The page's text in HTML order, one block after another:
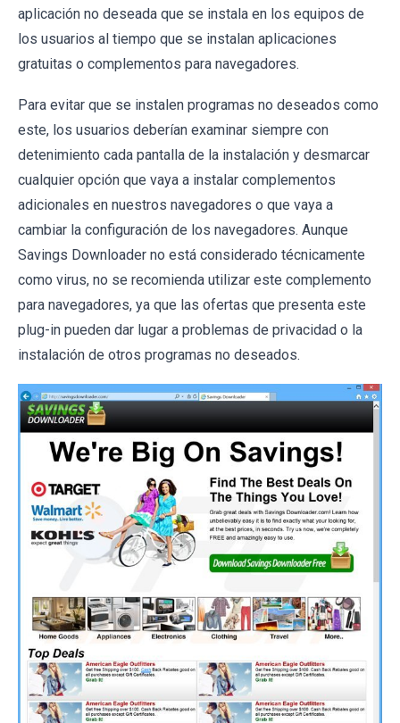
aplicación no deseada que se instala en los equipos de
los usuarios al tiempo que se instalan aplicaciones
gratuitas o complementos para navegadores.
Para evitar que se instalen programas no deseados como
este, los usuarios deberían examinar siempre con
detenimiento cada pantalla de la instalación y desmarcar
cualquier opción que vaya a instalar complementos
adicionales en nuestros navegadores o que vaya a
cambiar la configuración de los navegadores. Aunque
Savings Downloader no está considerado técnicamente
como virus, no se recomienda utilizar este complemento
para navegadores, ya que las ofertas que presenta este
plug-in pueden dar lugar a problemas de privacidad o la
instalación de otros programas no deseados.